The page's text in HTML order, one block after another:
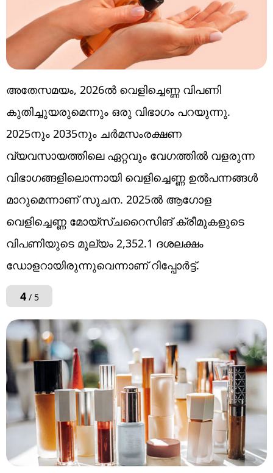
അതേസമയം, 2026ൽ വെളിച്ചെണ്ണ വിപണി
കുതിച്ചുയരുമെന്നും ഒരു വിഭാഗം പറയുന്നു.
2025നും 2035നും ചർമസംരക്ഷണ
വ്യവസായത്തിലെ ഏറ്റവും വേഗത്തിൽ വളരുന്ന
വിഭാഗങ്ങളിലൊന്നായി വെളിച്ചെണ്ണ ഉൽപന്നങ്ങൾ
മാറുമെന്നാണ് സൂചന. 2025ൽ ആഗോള
വെളിച്ചെണ്ണ മോയ്‌സ്ചറൈസിങ് ക്രീമുകളുടെ
വിപണിയുടെ മൂല്യം 2,352.1 ദശലക്ഷം
ഡോളറായിരുന്നുവെന്നാണ് റിപ്പോർട്ട്.
4/ 5